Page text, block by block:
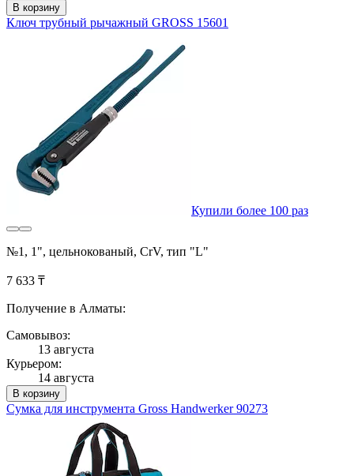
В корзину
Ключ трубный рычажный GROSS 15601
Купили более 100 раз
№1, 1", цельнокованый, CrV, тип "L"
7 633 ₸
Получение в Алматы:
Самовывоз:
13 августа
Курьером:
14 августа
В корзину
Сумка для инструмента Gross Handwerker 90273